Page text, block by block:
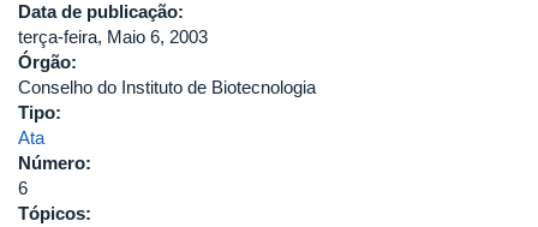
Data de publicação:
terça-feira, Maio 6, 2003
Órgão:
Conselho do Instituto de Biotecnologia
Tipo:
Ata
Número:
6
Tópicos: